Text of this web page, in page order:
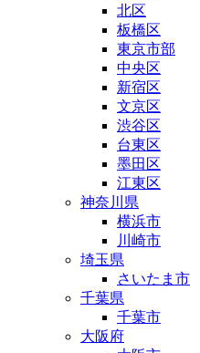
北区
板橋区
東京市部
中央区
新宿区
文京区
渋谷区
台東区
墨田区
江東区
神奈川県
横浜市
川崎市
埼玉県
さいたま市
千葉県
千葉市
大阪府